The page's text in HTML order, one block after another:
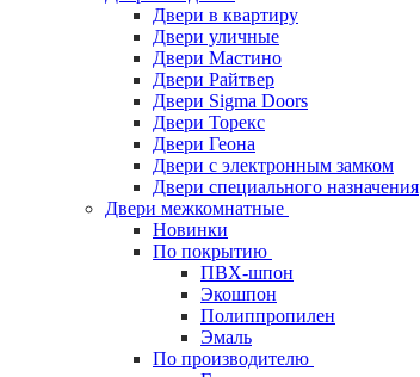
Двери в квартиру
Двери уличные
Двери Мастино
Двери Райтвер
Двери Sigma Doors
Двери Торекс
Двери Геона
Двери с электронным замком
Двери специального назначения
Двери межкомнатные
Новинки
По покрытию
ПВХ-шпон
Экошпон
Полиппропилен
Эмаль
По производителю